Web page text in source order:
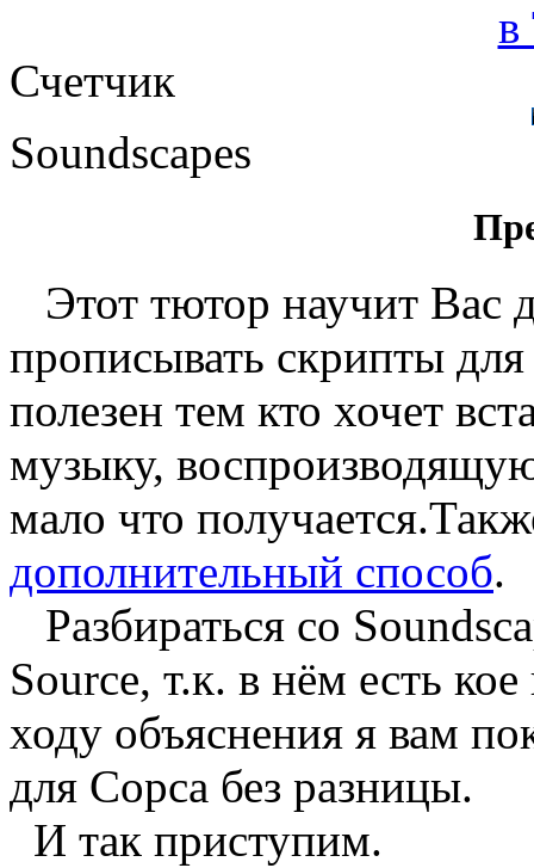
в
Счетчик
Soundscapes
Этот тютор научит Вас
прописывать скрипты
полезен тем кто хочет
музыку,
мало что
дополнительный способ.
Разбираться со
Source, т.к. в нём есть
ходу объяснения я вам
для Сорса без разницы.
И так приступим.